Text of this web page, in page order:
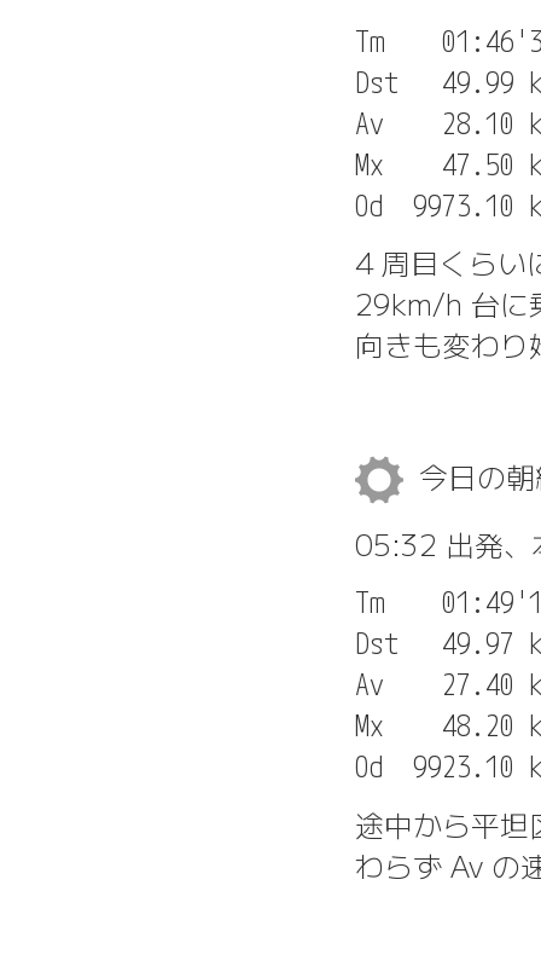
Tm
Dst   49.99
Av    28.10
Mx    47.50
4 周目くらい
29km/h 台に
向きも変わ
今日の
05:32 出発、
Tm
Dst   49.97
Av    27.40
Mx    48.20
途中から平
わらず Av の